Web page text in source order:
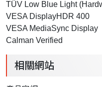
TÜV Low Blue Light
VESA DisplayHDR 400
VESA MediaSync Display
Calman Verified
相關網站